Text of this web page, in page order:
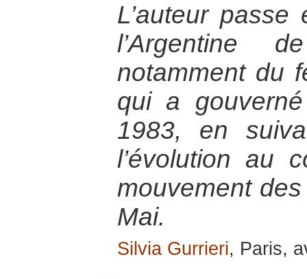
L’auteur passe
l’Argentine
notamment du
qui a
1983, en
l’évolution au
mouvement
Mai.
Silvia Gurrieri, Paris,